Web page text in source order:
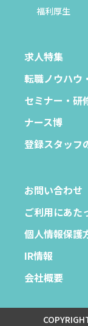
福利厚生
求人特集
転職ノウハウ
セミナー・研
ナース博
登録スタッフ
お問い合わせ
ご利用にあた
個人情報保護
IR情報
会社概要